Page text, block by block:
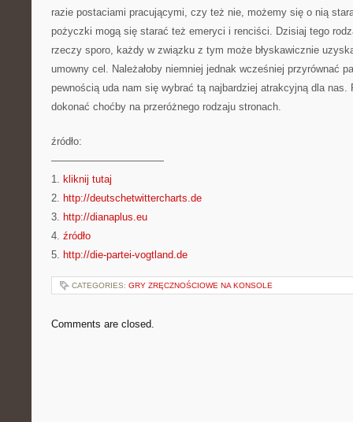
razie postaciami pracującymi, czy też nie, możemy się o nią
pożyczki mogą się starać też emeryci i renciści. Dzisiaj tego
rzeczy sporo, każdy w związku z tym może błyskawicznie
umowny cel. Należałoby niemniej jednak wcześniej przyrównać
pewnością uda nam się wybrać tą najbardziej atrakcyjną dla nas.
dokonać choćby na przeróżnego rodzaju stronach.
źródło:
———————————
1. kliknij tutaj
2. http://deutschetwittercharts.de
3. http://dianaplus.eu
4. źródło
5. http://die-partei-vogtland.de
CATEGORIES: GRY ZRĘCZNOŚCIOWE NA KONSOLE
Comments are closed.